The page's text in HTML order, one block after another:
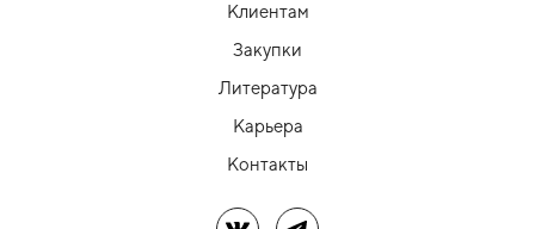
Клиентам
Закупки
Литература
Карьера
Контакты